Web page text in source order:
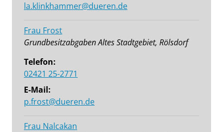
la.klinkhammer@dueren.de
Frau Frost
Grundbesitzabgaben Altes Stadtgebiet, Rölsdorf
Telefon:
02421 25-2771
E-Mail:
p.frost@dueren.de
Frau Nalcakan